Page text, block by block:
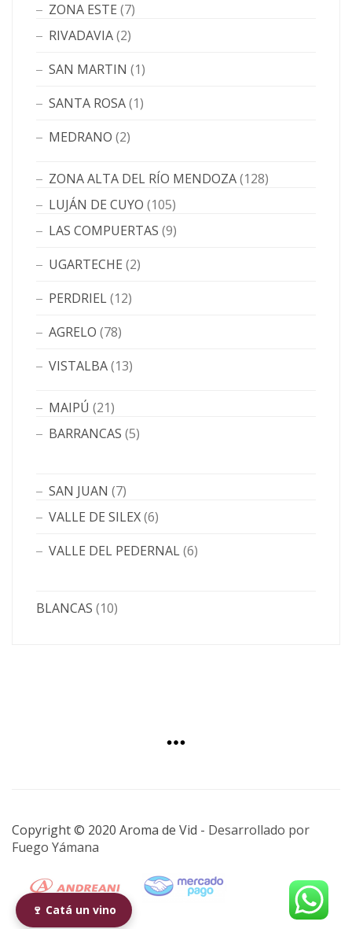
ZONA ESTE (7)
RIVADAVIA(2)
SAN MARTIN (1)
SANTA ROSA(1)
MEDRANO (2)
ZONA ALTA DEL RÍO MENDOZA(128)
LUJÁN DE CUYO (105)
LAS COMPUERTAS (9)
UGARTECHE (2)
PERDRIEL(12)
AGRELO (78)
VISTALBA(13)
MAIPÚ (21)
BARRANCAS (5)
SAN JUAN (7)
VALLE DE SILEX(6)
VALLE DEL PEDERNAL(6)
BLANCAS (10)
Copyright © 2020 Aroma de Vid - Desarrollado por
Fuego Yámana
🍷 Catá un vino